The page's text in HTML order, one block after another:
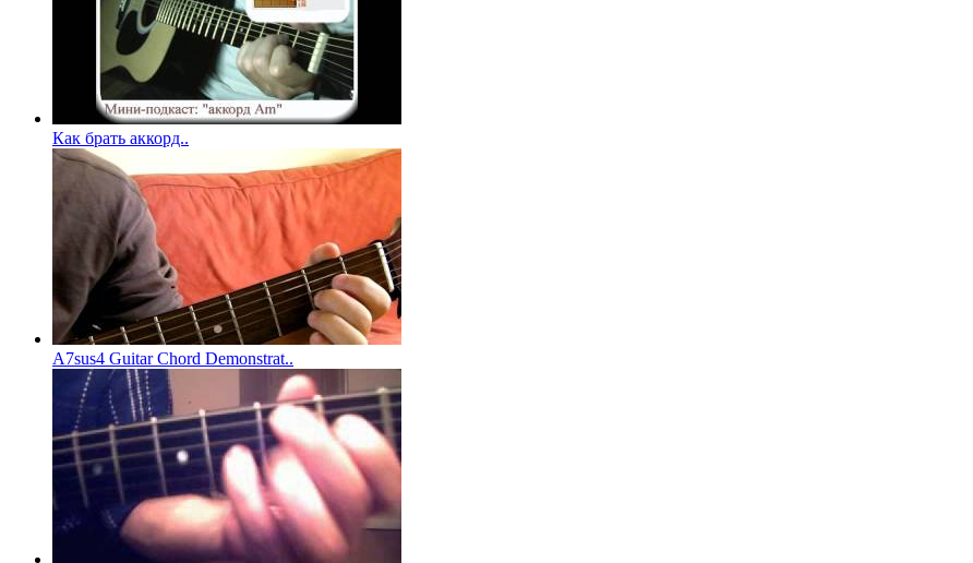
Как брать аккорд..
A7sus4 Guitar Chord Demonstrat..